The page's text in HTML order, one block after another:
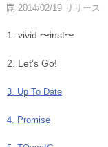
2014/02/19 リリース
1. vivid 〜inst〜
2. Let’s Go!
3. Up To Date
4. Promise